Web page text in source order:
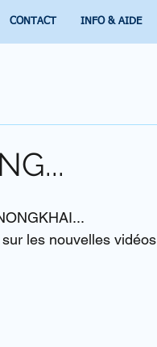
CONTACT INFO & AIDE
les nouvelles vidéos